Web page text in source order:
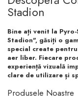
Stadion
Bine ați venit la
Stadion", găsiți o
special create
aer liber. Fiecare
experiență vizuală
clare de utilizare și
Produsele Noastre